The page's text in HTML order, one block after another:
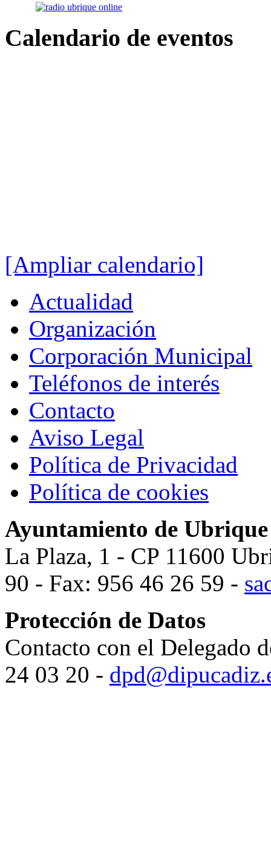
Calendario de eventos
[Ampliar calendario]
Actualidad
Organización
Corporación Municipal
Teléfonos de interés
Contacto
Aviso Legal
Política de Privacidad
Política de cookies
Ayuntamiento de Ubrique
La Plaza, 1 - CP 11600
90 - Fax: 956 46 26 59 -
Protección de Datos
Contacto con el Delegado
24 03 20 -